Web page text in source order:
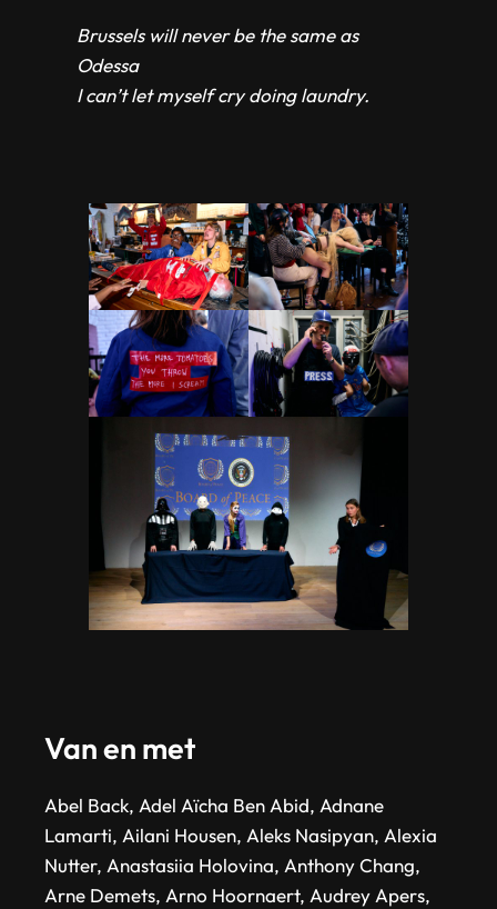
Brussels will never be the same as
Odessa
I can’t let myself cry doing laundry.
Van en met
Abel Back, Adel Aïcha Ben Abid, Adnane
Lamarti, Ailani Housen, Aleks Nasipyan, Alexia
Nutter, Anastasiia Holovina, Anthony Chang,
Arne Demets, Arno Hoornaert, Audrey Apers,